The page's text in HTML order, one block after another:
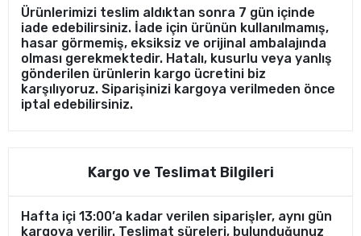
Ürünlerimizi teslim aldıktan sonra 7 gün içinde
iade edebilirsiniz. İade için ürünün kullanılmamış,
hasar görmemiş, eksiksiz ve orijinal ambalajında
olması gerekmektedir. Hatalı, kusurlu veya yanlış
gönderilen ürünlerin kargo ücretini biz
karşılıyoruz. Siparişinizi kargoya verilmeden önce
iptal edebilirsiniz.
Kargo ve Teslimat Bilgileri
Hafta içi 13:00’a kadar verilen siparişler, aynı gün
kargoya verilir. Teslimat süreleri, bulunduğunuz